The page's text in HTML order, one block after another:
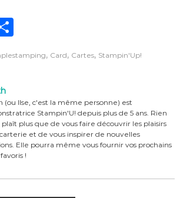
P
ta
er
, Card, Cartes, Stampin'Up!
(ou Ilse, c'est la même personne) est
Stampin'U! depuis plus de 5 ans. Rien
plaît plus que de vous faire découvrir les plaisirs
et de vous inspirer de nouvelles
Elle pourra même vous fournir vos prochains
!